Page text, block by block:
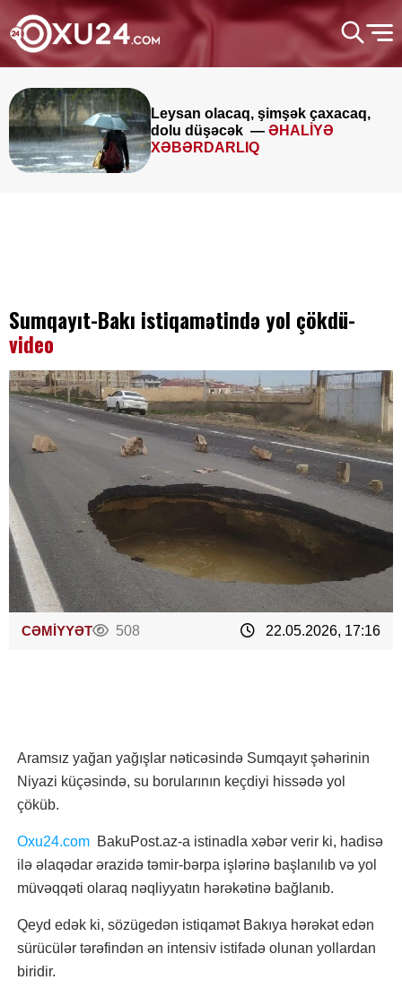
Leysan olacaq, şimşək çaxacaq,
dolu düşəcək — ƏHALİYƏ
XƏBƏRDARLIQ
Sumqayıt-Bakı istiqamətində yol çökdü-
video
CƏMİYYƏT 508 22.05.2026, 17:16
Aramsız yağan yağışlar nəticəsində Sumqayıt şəhərinin
Niyazi küçəsində, su borularının keçdiyi hissədə yol
çöküb.
Oxu24.com BakuPost.az-a istinadla xəbər verir ki, hadisə
ilə əlaqədar ərazidə təmir-bərpa işlərinə başlanılıb və yol
müvəqqəti olaraq nəqliyyatın hərəkətinə bağlanıb.
Qeyd edək ki, sözügedən istiqamət Bakıya hərəkət edən
sürücülər tərəfindən ən intensiv istifadə olunan yollardan
biridir.